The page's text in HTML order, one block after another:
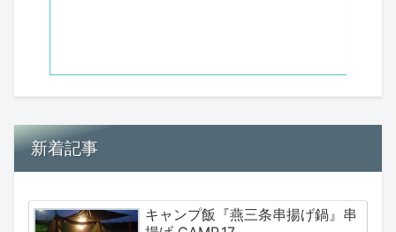
新着記事
キャンプ飯『燕三条串揚げ鍋』串